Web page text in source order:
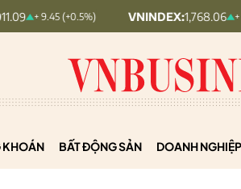
+ 9.45 (+0.5%) VNINDEX: 1,768.06 + 6.83 (+0.39%)
KHOÁN BẤT ĐỘNG SẢN DOANH NGHIỆP